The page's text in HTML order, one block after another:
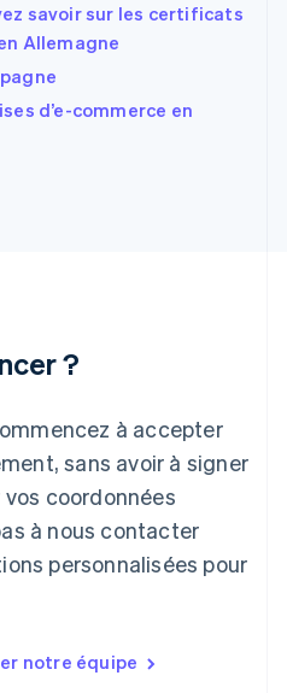
savoir sur les certificats
Allemagne
d’e-commerce en
?
à accepter
sans avoir à signer
coordonnées
à nous contacter
personnalisées pour
notre équipe